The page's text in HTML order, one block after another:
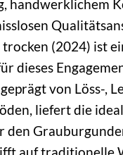
handwerklichem
(2024) ist
dieses
von Löss-,
liefert die
den